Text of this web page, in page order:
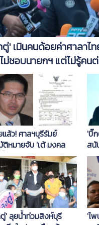
' เมินคนด้อยค่าศาลาไท
ม่ชอบนายกฯ แต่ไม่รู้คน
แล้ว! ศาลฯบุรีรัมย์
ติหมายจับ 'เต้ มงคล
'
'บิ๊
สนั
กา
ให้
' ลุยน้ำท่วมสิงห์บุรี
'ไ